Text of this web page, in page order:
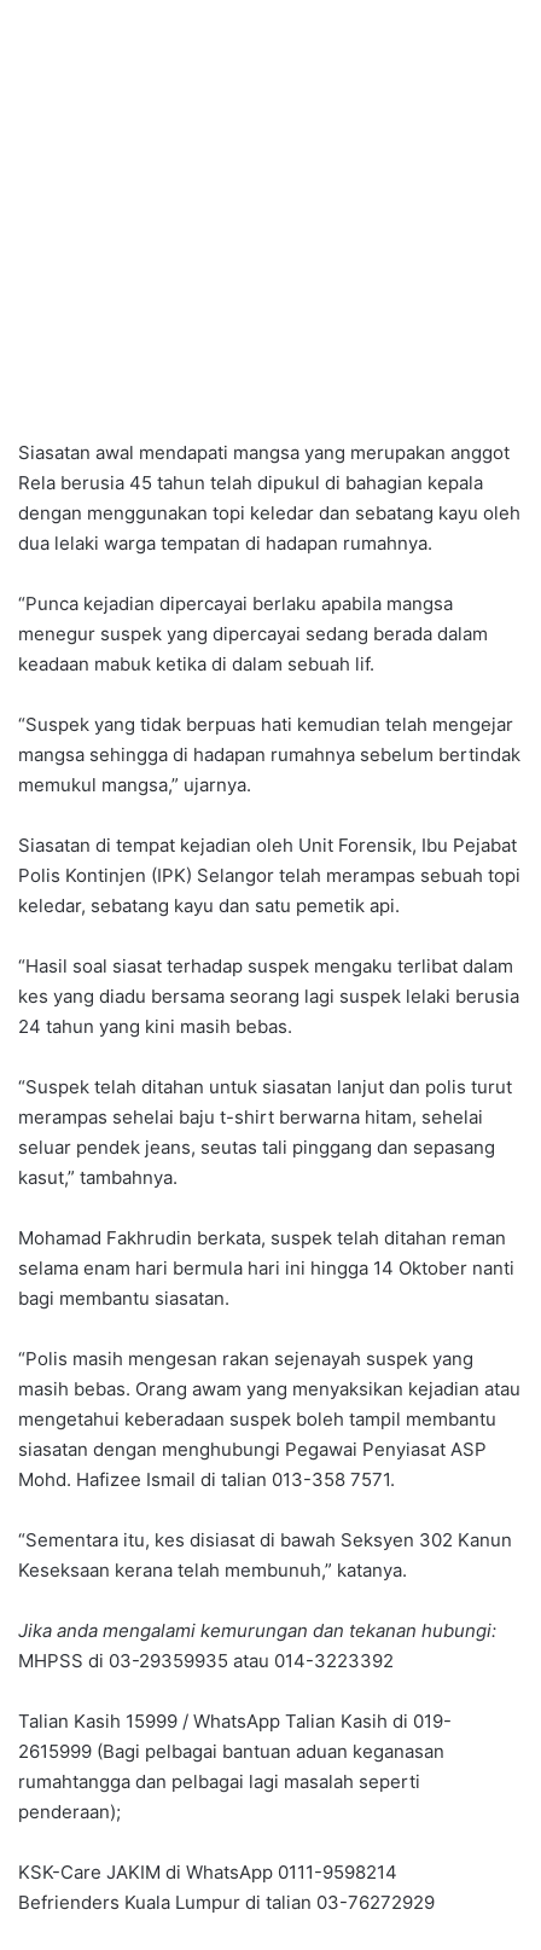
Siasatan awal mendapati mangsa yang merupakan anggot
Rela berusia 45 tahun telah dipukul di bahagian kepala
dengan menggunakan topi keledar dan sebatang kayu oleh
dua lelaki warga tempatan di hadapan rumahnya.
“Punca kejadian dipercayai berlaku apabila mangsa
menegur suspek yang dipercayai sedang berada dalam
keadaan mabuk ketika di dalam sebuah lif.
“Suspek yang tidak berpuas hati kemudian telah mengejar
mangsa sehingga di hadapan rumahnya sebelum bertindak
memukul mangsa,” ujarnya.
Siasatan di tempat kejadian oleh Unit Forensik, Ibu Pejabat
Polis Kontinjen (IPK) Selangor telah merampas sebuah topi
keledar, sebatang kayu dan satu pemetik api.
“Hasil soal siasat terhadap suspek mengaku terlibat dalam
kes yang diadu bersama seorang lagi suspek lelaki berusia
24 tahun yang kini masih bebas.
“Suspek telah ditahan untuk siasatan lanjut dan polis turut
merampas sehelai baju t-shirt berwarna hitam, sehelai
seluar pendek jeans, seutas tali pinggang dan sepasang
kasut,” tambahnya.
Mohamad Fakhrudin berkata, suspek telah ditahan reman
selama enam hari bermula hari ini hingga 14 Oktober nanti
bagi membantu siasatan.
“Polis masih mengesan rakan sejenayah suspek yang
masih bebas. Orang awam yang menyaksikan kejadian atau
mengetahui keberadaan suspek boleh tampil membantu
siasatan dengan menghubungi Pegawai Penyiasat ASP
Mohd. Hafizee Ismail di talian 013-358 7571.
“Sementara itu, kes disiasat di bawah Seksyen 302 Kanun
Keseksaan kerana telah membunuh,” katanya.
Jika anda mengalami kemurungan dan tekanan hubungi:
MHPSS di 03-29359935 atau 014-3223392
Talian Kasih 15999 / WhatsApp Talian Kasih di 019-
2615999 (Bagi pelbagai bantuan aduan keganasan
rumahtangga dan pelbagai lagi masalah seperti
penderaan);
KSK-Care JAKIM di WhatsApp 0111-9598214
Befrienders Kuala Lumpur di talian 03-76272929